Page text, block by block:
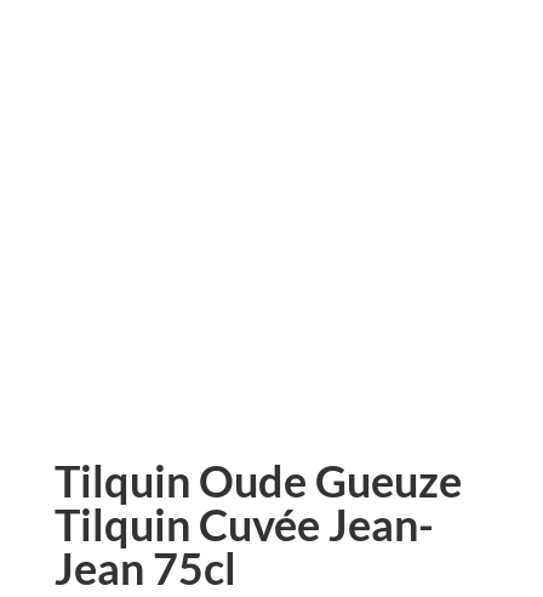
Tilquin Oude Gueuze
Tilquin Cuvée Jean-
Jean 75cl